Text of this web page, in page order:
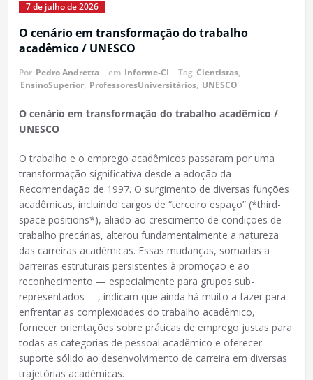
7 de julho de 2026
O cenário em transformação do trabalho
acadêmico / UNESCO
Por Pedro Andretta em Informe-CI Tag Cientistas,
EnsinoSuperior, ProfessoresUniversitários, UNESCO
O cenário em transformação do trabalho acadêmico /
UNESCO
O trabalho e o emprego acadêmicos passaram por uma
transformação significativa desde a adoção da
Recomendação de 1997. O surgimento de diversas funções
acadêmicas, incluindo cargos de “terceiro espaço” (*third-
space positions*), aliado ao crescimento de condições de
trabalho precárias, alterou fundamentalmente a natureza
das carreiras acadêmicas. Essas mudanças, somadas a
barreiras estruturais persistentes à promoção e ao
reconhecimento — especialmente para grupos sub-
representados —, indicam que ainda há muito a fazer para
enfrentar as complexidades do trabalho acadêmico,
fornecer orientações sobre práticas de emprego justas para
todas as categorias de pessoal acadêmico e oferecer
suporte sólido ao desenvolvimento de carreira em diversas
trajetórias acadêmicas.